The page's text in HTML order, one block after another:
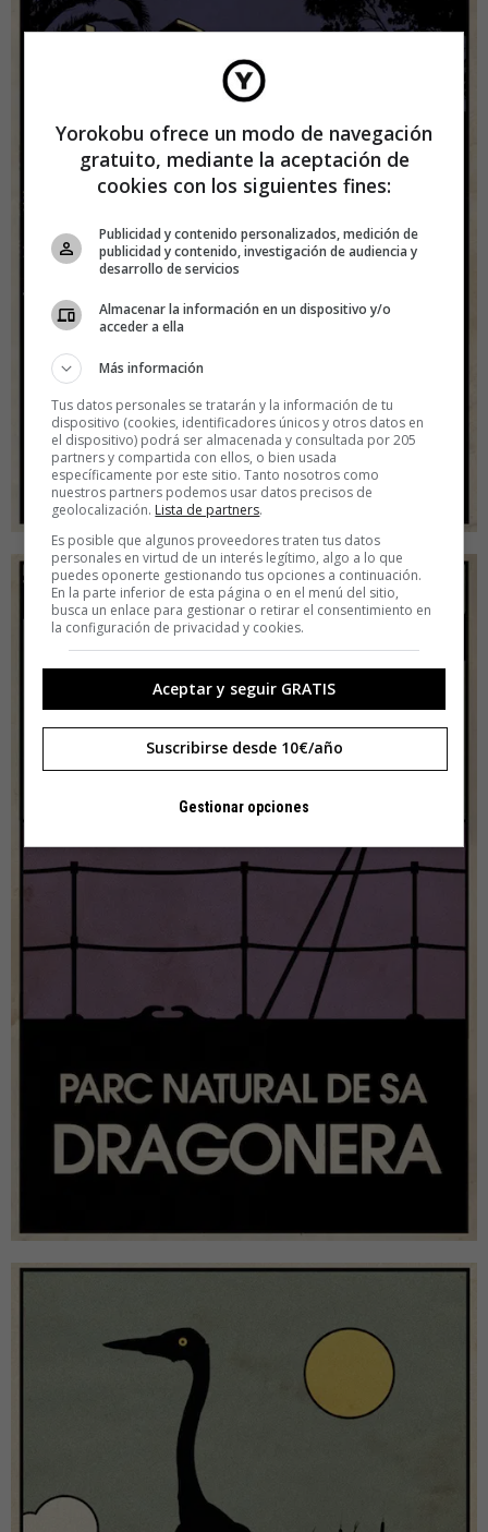
Yorokobu ofrece un modo de navegación
gratuito, mediante la aceptación de
cookies con los siguientes fines:
Publicidad y contenido personalizados, medición de
publicidad y contenido, investigación de audiencia y
desarrollo de servicios
Almacenar la información en un dispositivo y/o
acceder a ella
Más información
Tus datos personales se tratarán y la información de tu
dispositivo (cookies, identificadores únicos y otros datos en
el dispositivo) podrá ser almacenada y consultada por 205
partners y compartida con ellos, o bien usada
específicamente por este sitio. Tanto nosotros como
nuestros partners podemos usar datos precisos de
geolocalización. Lista de partners.
Es posible que algunos proveedores traten tus datos
personales en virtud de un interés legítimo, algo a lo que
puedes oponerte gestionando tus opciones a continuación.
En la parte inferior de esta página o en el menú del sitio,
busca un enlace para gestionar o retirar el consentimiento en
la configuración de privacidad y cookies.
Aceptar y seguir GRATIS
Suscribirse desde 10€/año
Gestionar opciones